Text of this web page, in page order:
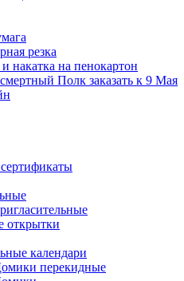
резка
накатка на пенокартон
Полк заказать к 9 Мая
открытки
календари
перекидные